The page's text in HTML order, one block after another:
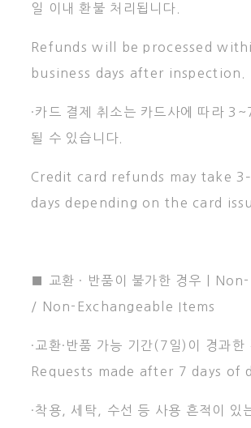
일 이내 환불 처리됩니다.
Refunds will be processed
business days after inspection.
·카드 결제 취소는 카드사에 따라
될 수 있습니다.
Credit card refunds may take
days depending on the card
■ 교환 · 반품이 불가한 경우 |
/ Non-Exchangeable Items
·교환·반품 가능 기간(7일)이 경과한
Requests made after 7 days of
·착용, 세탁, 수선 등 사용 흔적이 있